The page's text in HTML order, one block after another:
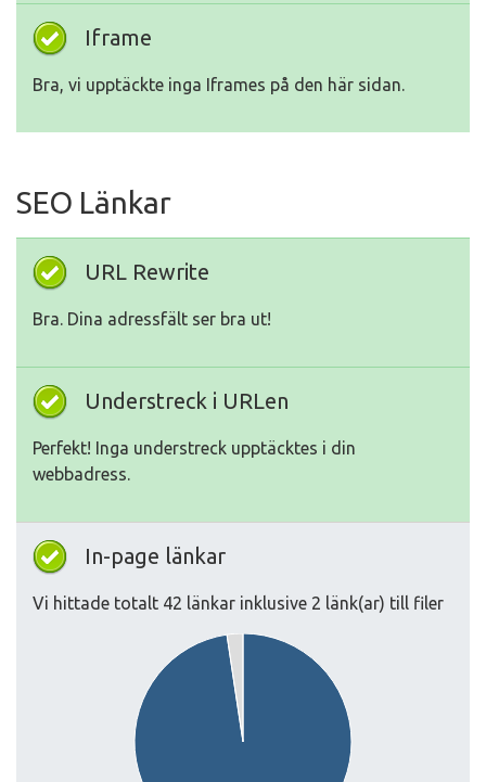
Iframe
Bra, vi upptäckte inga Iframes på den här sidan.
SEO Länkar
URL Rewrite
Bra. Dina adressfält ser bra ut!
Understreck i URLen
Perfekt! Inga understreck upptäcktes i din
webbadress.
In-page länkar
Vi hittade totalt 42 länkar inklusive 2 länk(ar) till filer